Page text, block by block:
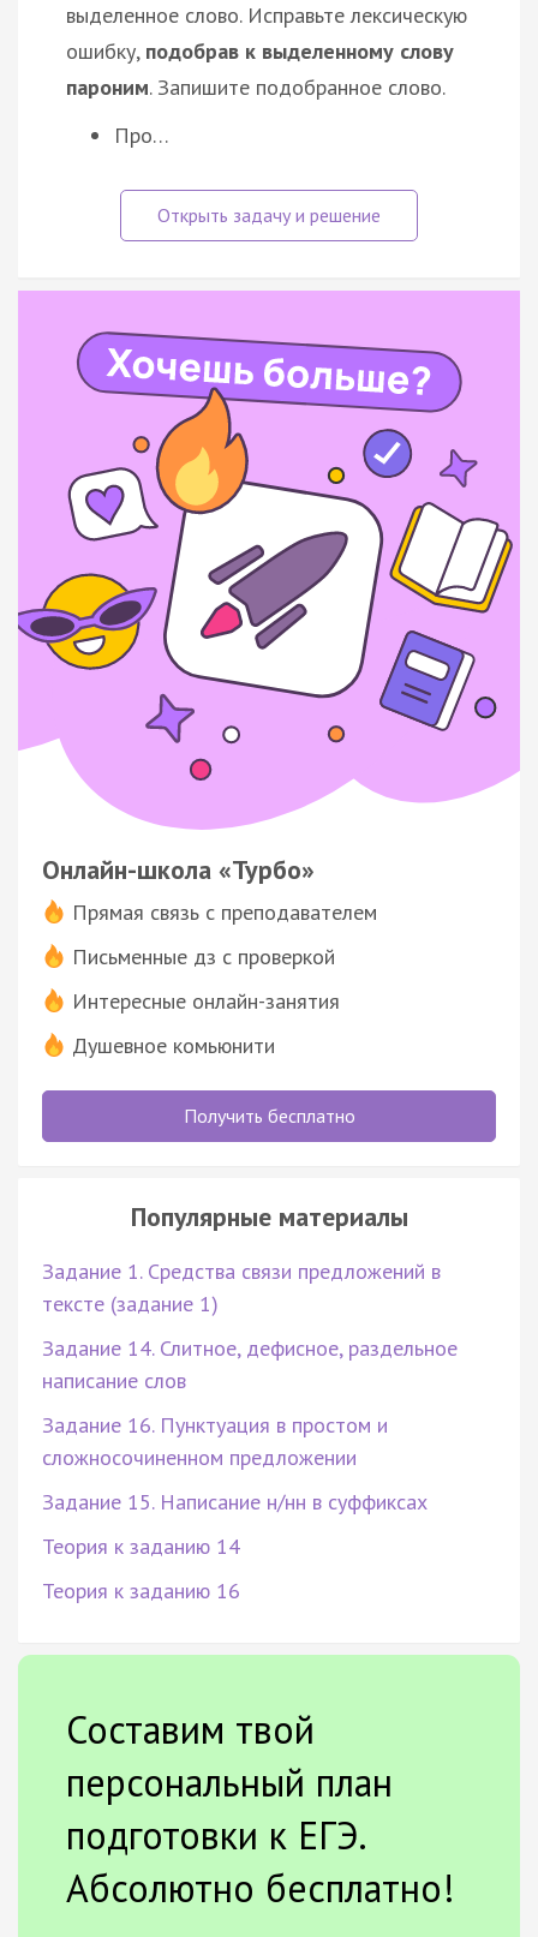
выделенное слово. Исправьте лексическую
ошибку, подобрав к выделенному слову
пароним. Запишите подобранное слово.
Про…
Онлайн-школа «Турбо»
Прямая связь с преподавателем
Письменные дз с проверкой
Интересные онлайн-занятия
Душевное комьюнити
Получить бесплатно
Популярные материалы
Задание 1. Средства связи предложений в
тексте (задание 1)
Задание 14. Слитное, дефисное, раздельное
написание слов
Задание 16. Пунктуация в простом и
сложносочиненном предложении
Задание 15. Написание н/нн в суффиксах
Теория к заданию 14
Теория к заданию 16
Составим твой
персональный план
подготовки к ЕГЭ.
Абсолютно бесплатно!